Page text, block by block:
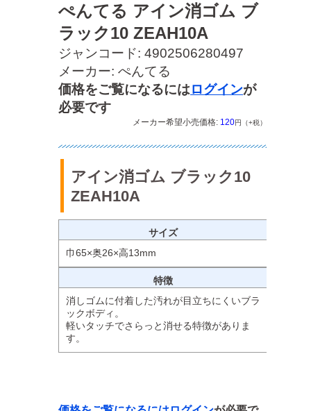
ぺんてる アイン消ゴム ブ
ラック10 ZEAH10A
ジャンコード: 4902506280497
メーカー: ぺんてる
価格をご覧になるにはログインが
必要です
メーカー希望小売価格: 120円（+税）
アイン消ゴム ブラック10
ZEAH10A
サイズ
巾65×奥26×高13mm
特徴
消しゴムに付着した汚れが目立ちにくいブラ
ックボディ。
軽いタッチでさらっと消せる特徴がありま
す。